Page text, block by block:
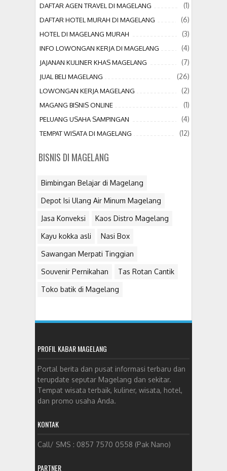
DAFTAR AGEN TRAVEL DI MAGELANG (1)
DAFTAR HOTEL MURAH DI MAGELANG (6)
HOTEL DI MAGELANG MURAH (3)
INFO LOWONGAN KERJA DI MAGELANG (4)
JAJANAN KULINER KHAS MAGELANG (7)
JUAL BELI MAGELANG (26)
LOWONGAN KERJA MAGELANG (2)
MAGANG BISNIS ONLINE (1)
PELUANG USAHA SAMPINGAN (4)
TEMPAT WISATA DI MAGELANG (12)
BISNIS DI MAGELANG
Bimbingan Belajar di Magelang
Depot Isi Ulang Air Minum Magelang
Jasa Konveksi Kaos Distro Magelang
Kayu kokka asli Nasi Box
Sawangan Merpati Tinggian
Souvenir Pernikahan Tas Rotan Cantik
Toko batik di Magelang
PROFIL KABAR MAGELANG
Portal berita dan pusat informasi terbaru dan
terupdate seputar Magelang dan sekitar.
Tempat wisata terbaik, kuliner, wisata, hotel,
dan promo usaha Anda.
KONTAK
Call/ SMS : 0857 7570 0558 (Pak Nano)
PARTNER